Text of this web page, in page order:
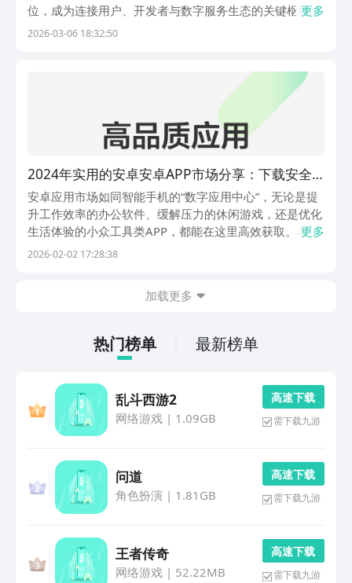
位，成为连接用户、开发者与数字服务生态的关键枢纽。
通过严格的安全审核机制、行为数据驱动的智能分发策
更多
2026-03-06 18:32:50
2024年实用的安卓安卓APP市场分享：下载安全
又丰富的第三方应用商店
安卓应用市场如同智能手机的“数字应用中心”，无论是提
升工作效率的办公软件、缓解压力的休闲游戏，还是优化
生活体验的小众工具类APP，都能在这里高效获取。本文
精选5款主流安卓应用分发平台，均经过真实使用验证，
更多
2026-02-02 17:28:38
加载更多
热门榜单 最新榜单
乱斗西游2
网络游戏| 1.09GB
高 速 下 载
需下载九游
问道
角色扮演 | 1.81GB
高 速 下 载
需下载九游
王者传奇
网络游戏| 52.22MB
高 速 下 载
需下载九游